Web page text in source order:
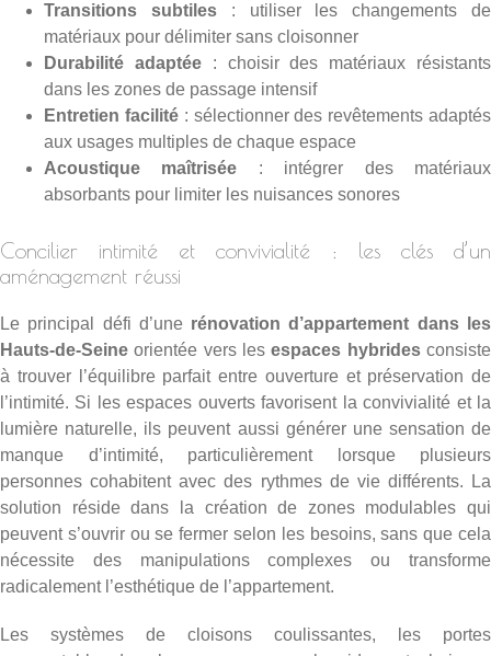
Transitions subtiles: utiliser les changements de
matériaux pour délimiter sans cloisonner
Durabilité adaptée: choisir des matériaux résistants
dans les zones de passage intensif
Entretien facilité: sélectionner des revêtements adaptés
aux usages multiples de chaque espace
Acoustique maîtrisée : intégrer des matériaux
absorbants pour limiter les nuisances sonores
Concilier intimité et convivialité : les clés d’un
aménagement réussi
Le principal défi d’une rénovation d’appartement dans les
Hauts-de-Seine orientée vers lesespaces hybridesconsiste
à trouver l’équilibre parfait entre ouverture et préservation de
l’intimité. Si les espaces ouverts favorisent la convivialité et la
lumière naturelle, ils peuvent aussi générer une sensation de
manque d’intimité, particulièrement lorsque plusieurs
personnes cohabitent avec des rythmes de vie différents. La
solution réside dans la création de zones modulables qui
peuvent s’ouvrir ou se fermer selon les besoins, sans que cela
nécessite des manipulations complexes ou transforme
radicalement l’esthétique de l’appartement.
Les systèmes de cloisons coulissantes, les portes